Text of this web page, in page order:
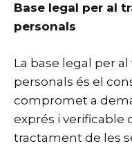
Base legal per al
personals
La base legal per
personals és el
compromet a
exprés i verificable
tractament de les